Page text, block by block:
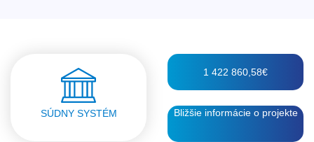
SÚDNY SYSTÉM
1 422 860,58€
Bližšie informácie o projekte